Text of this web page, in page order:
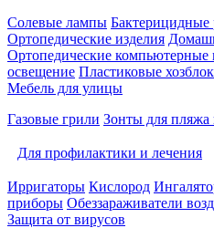
Солевые лампы Бактерицидные
Ортопедические изделия
Ортопедические компьютерные
освещение Пластиковые
Мебель для улицы
Газовые грили Зонты для пляжа
Для профилактики и лечения
Ирригаторы Кислород
приборы Обеззараживатели
Защита от вирусов